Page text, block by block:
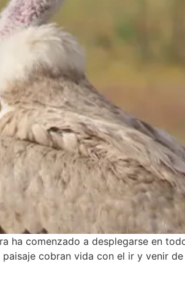
ha comenzado a desplegarse en
cobran vida con el ir y venir